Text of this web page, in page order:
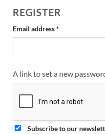
REGISTER
Email address*
A link to set a new
Subscribe to our